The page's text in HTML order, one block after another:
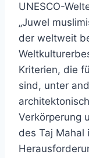
UNESCO-
„Juwel
der weltweit
Kriterien, die
sind, unter
Verkörperung
des Taj Mahal